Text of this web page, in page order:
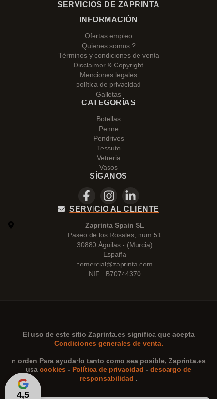
4,5
SERVICIOS DE ZAPRINTA
INFORMACIÓN
Ofertas empleo
Quienes somos ?
Términos y condiciones de venta
Disclaimer & Copyright
Menciones legales
política de privacidad
Galletas
CATEGORÍAS
Botellas
Penne
Pendrives
Tessuto
Vetreria
Vasos
SÍGANOS
SERVICIO AL CLIENTE
Zaprinta Spain SL
Paseo de los Rosales, num 51
30880 Águilas - (Murcia)
España
comercial@zaprinta.com
NIF : B70744370
El uso de este sitio Zaprinta.es significa que acepta
Condiciones generales de venta.
n orden Para ayudarlo tanto como sea posible, Zaprinta.es
usa cookies - Política de privacidad - descargo de
responsabilidad .